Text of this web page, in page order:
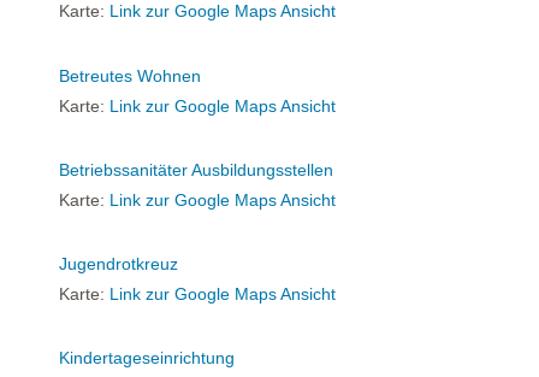
Karte: Link zur Google Maps Ansicht
Betreutes Wohnen
Karte: Link zur Google Maps Ansicht
Betriebssanitäter Ausbildungsstellen
Karte: Link zur Google Maps Ansicht
Jugendrotkreuz
Karte: Link zur Google Maps Ansicht
Kindertageseinrichtung